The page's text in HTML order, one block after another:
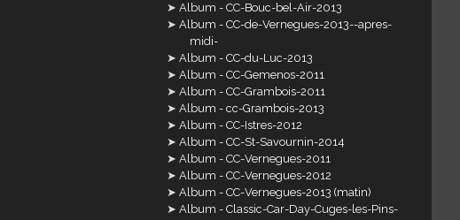
Album - CC-Bouc-bel-Air-2013
Album - CC-de-Vernegues-2013--apres-
midi-
Album - CC-du-Luc-2013
Album - CC-Gemenos-2011
Album - CC-Grambois-2011
Album - cc-Grambois-2013
Album - CC-Istres-2012
Album - CC-St-Savournin-2014
Album - CC-Vernegues-2011
Album - CC-Vernegues-2012
Album - CC-Vernegues-2013 (matin)
Album - Classic-Car-Day-Cuges-les-Pins-